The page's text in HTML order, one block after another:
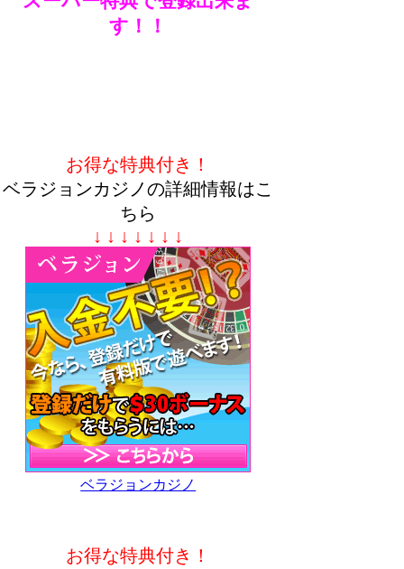
す！！
お得な特典付き！
ベラジョンカジノの詳細情報はこ
ちら
↓ ↓ ↓ ↓ ↓ ↓ ↓
ベラジョンカジノ
お得な特典付き！